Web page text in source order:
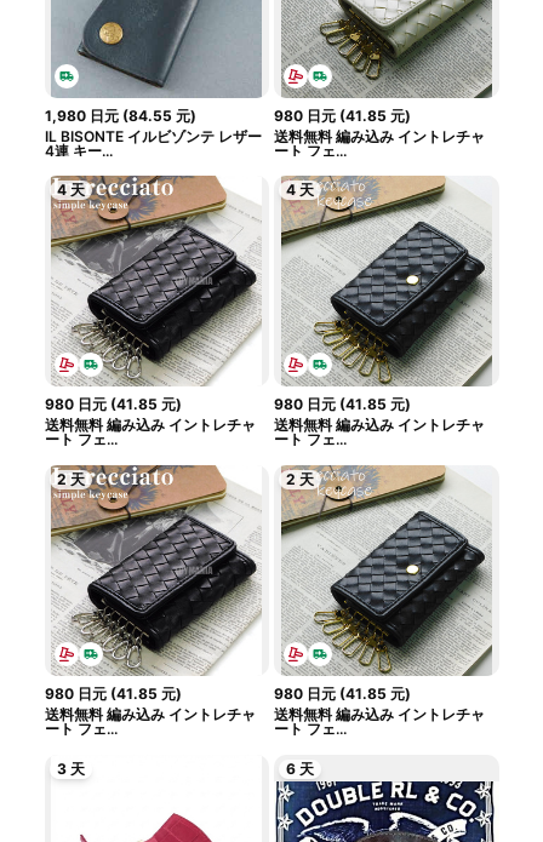
1,980 日元(84.55 元)
IL BISONTE イルビゾンテ レザー
4連 キー...
980 日元 (41.85 元)
送料無料 編み込み イントレチャ
ート フェ...
4 天
980 日元(41.85 元)
送料無料 編み込み イントレチャ
ート フェ...
4 天
980 日元 (41.85 元)
送料無料 編み込み イントレチャ
ート フェ...
2 天
980 日元(41.85 元)
送料無料 編み込み イントレチャ
ート フェ...
2 天
980 日元 (41.85 元)
送料無料 編み込み イントレチャ
ート フェ...
3 天 6 天